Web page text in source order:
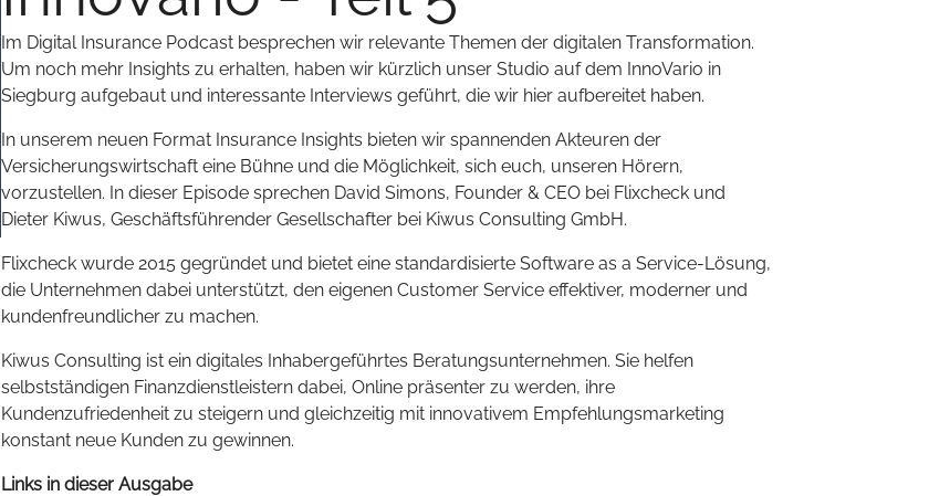
Im Digital Insurance Podcast besprechen wir relevante Themen der digitalen Transformation.
Um noch mehr Insights zu erhalten, haben wir kürzlich unser Studio auf dem InnoVario in
Siegburg aufgebaut und interessante Interviews geführt, die wir hier aufbereitet haben.
In unserem neuen Format Insurance Insights bieten wir spannenden Akteuren der
Versicherungswirtschaft eine Bühne und die Möglichkeit, sich euch, unseren Hörern,
vorzustellen. In dieser Episode sprechen David Simons, Founder & CEO bei Flixcheck und
Dieter Kiwus, Geschäftsführender Gesellschafter bei Kiwus Consulting GmbH.
Flixcheck wurde 2015 gegründet und bietet eine standardisierte Software as a Service-Lösung,
die Unternehmen dabei unterstützt, den eigenen Customer Service effektiver, moderner und
kundenfreundlicher zu machen.
Kiwus Consulting ist ein digitales Inhabergeführtes Beratungsunternehmen. Sie helfen
selbstständigen Finanzdienstleistern dabei, Online präsenter zu werden, ihre
Kundenzufriedenheit zu steigern und gleichzeitig mit innovativem Empfehlungsmarketing
konstant neue Kunden zu gewinnen.
Links in dieser Ausgabe